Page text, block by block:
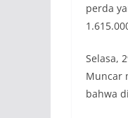
perda
Selasa,
Muncar
bahwa